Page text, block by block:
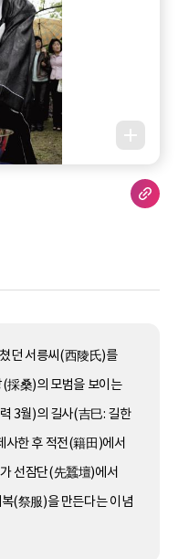
던 서릉씨(西陵氏)를
採桑)의 모범을 보이는
3월)의 길사(吉巳: 길한
사한 후 적전(籍田)에서
선잠단(先蠶壇)에서
(祭服)을 만든다는 이념